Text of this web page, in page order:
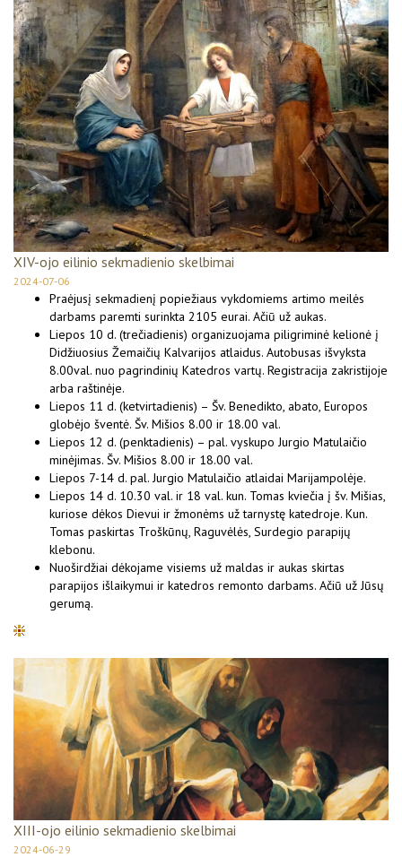
XIV-ojo eilinio sekmadienio skelbimai
2024-07-06
Praėjusį sekmadienį popiežiaus vykdomiems artimo meilės
darbams paremti surinkta 2105 eurai. Ačiū už aukas.
Liepos 10 d. (trečiadienis) organizuojama piligriminė kelionė į
Didžiuosius Žemaičių Kalvarijos atlaidus. Autobusas išvyksta
8.00val. nuo pagrindinių Katedros vartų. Registracija zakristijoje
arba raštinėje.
Liepos 11 d. (ketvirtadienis) – Šv. Benedikto, abato, Europos
globėjo šventė. Šv. Mišios 8.00 ir 18.00 val.
Liepos 12 d. (penktadienis) – pal. vyskupo Jurgio Matulaičio
minėjimas. Šv. Mišios 8.00 ir 18.00 val.
Liepos 7-14 d. pal. Jurgio Matulaičio atlaidai Marijampolėje.
Liepos 14 d. 10.30 val. ir 18 val. kun. Tomas kviečia į šv. Mišias,
kuriose dėkos Dievui ir žmonėms už tarnystę katedroje. Kun.
Tomas paskirtas Troškūnų, Raguvėlės, Surdegio parapijų
klebonu.
Nuoširdžiai dėkojame visiems už maldas ir aukas skirtas
parapijos išlaikymui ir katedros remonto darbams. Ačiū už Jūsų
gerumą.
XIII-ojo eilinio sekmadienio skelbimai
2024-06-29